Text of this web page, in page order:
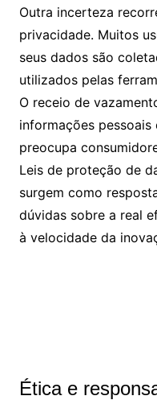
Outra incerteza
privacidade. Muitos
seus dados são
utilizados pelas
O receio de
informações
preocupa
Leis de proteção de
surgem como
dúvidas sobre a real
à velocidade da
Ética e